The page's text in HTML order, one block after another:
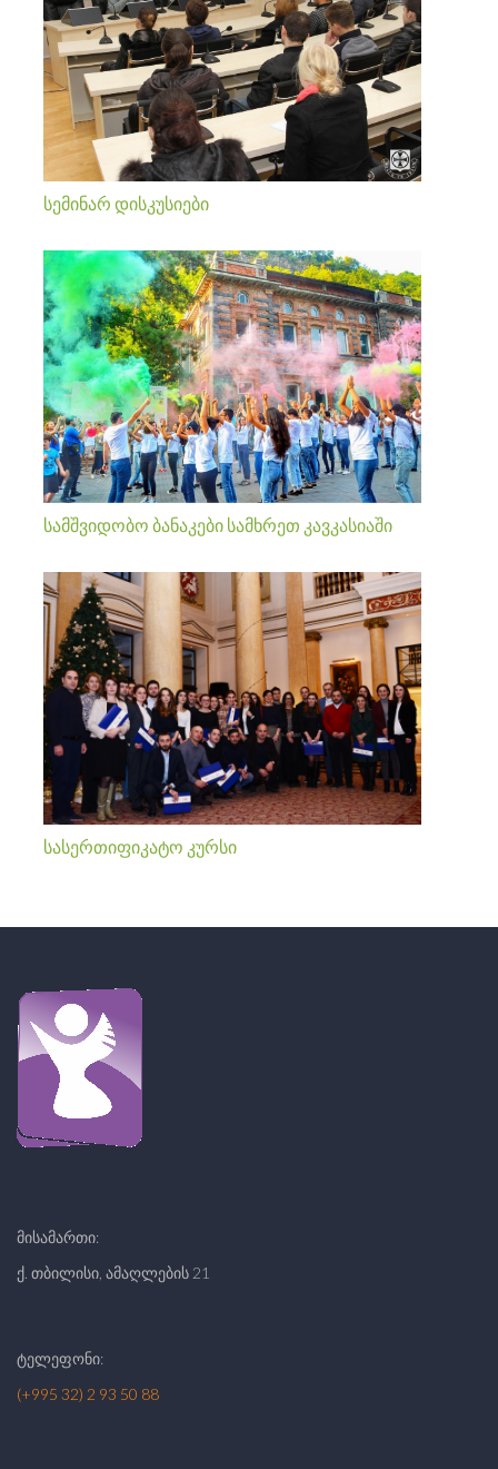
სემინარ დისკუსიები
სამშვიდობო ბანაკები სამხრეთ კავკასიაში
სასერთიფიკატო კურსი
მისამართი:
ქ. თბილისი, ამაღლების 21
ტელეფონი:
(+995 32) 2 93 50 88